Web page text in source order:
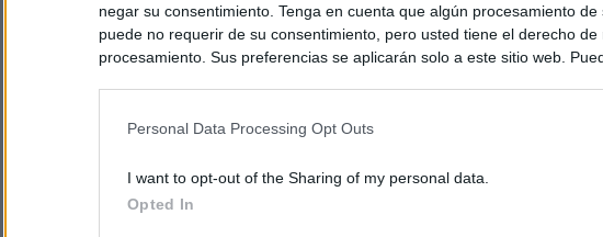
negar su consentimiento. Tenga en cuenta que algún procesamiento
puede no requerir de su consentimiento, pero usted tiene el derecho de
procesamiento. Sus preferencias se aplicarán solo a este sitio web.
Personal Data Processing Opt Outs
I want to opt-out of the Sharing of my personal data.
Opted In